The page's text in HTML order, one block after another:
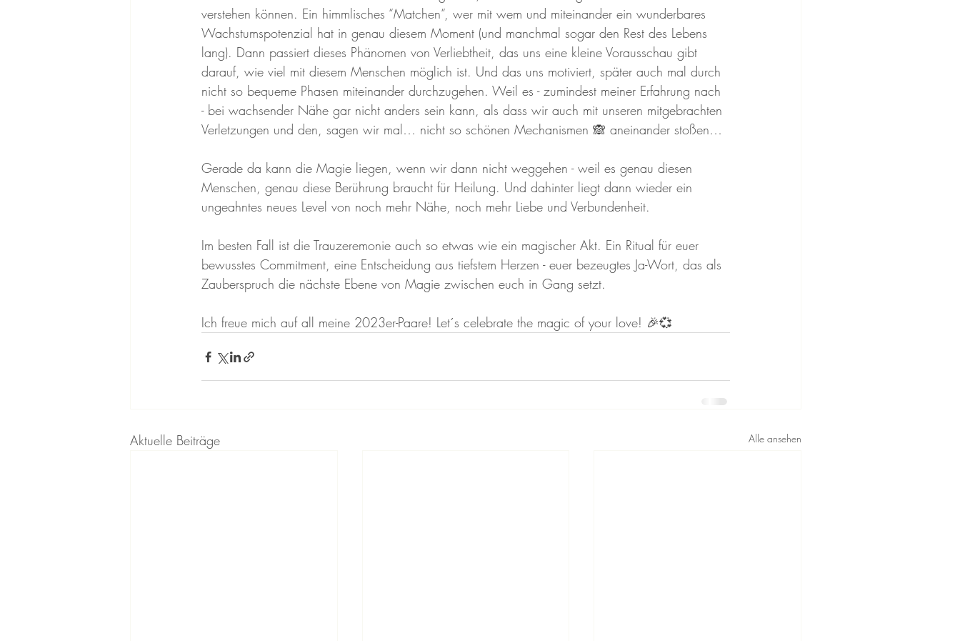
verstehen können. Ein himmlisches “Matchen“, wer mit wem und miteinander ein wunderbares
Wachstumspotenzial hat in genau diesem Moment (und manchmal sogar den Rest des Lebens
lang). Dann passiert dieses Phänomen von Verliebtheit, das uns eine kleine Vorausschau gibt
darauf, wie viel mit diesem Menschen möglich ist. Und das uns motiviert, später auch mal durch
nicht so bequeme Phasen miteinander durchzugehen. Weil es - zumindest meiner Erfahrung nach
- bei wachsender Nähe gar nicht anders sein kann, als dass wir auch mit unseren mitgebrachten
Verletzungen und den, sagen wir mal… nicht so schönen Mechanismen 🙈 aneinander stoßen…
Gerade da kann die Magie liegen, wenn wir dann nicht weggehen - weil es genau diesen
Menschen, genau diese Berührung braucht für Heilung. Und dahinter liegt dann wieder ein
ungeahntes neues Level von noch mehr Nähe, noch mehr Liebe und Verbundenheit.
Im besten Fall ist die Trauzeremonie auch so etwas wie ein magischer Akt. Ein Ritual für euer
bewusstes Commitment, eine Entscheidung aus tiefstem Herzen - euer bezeugtes Ja-Wort, das als
Zauberspruch die nächste Ebene von Magie zwischen euch in Gang setzt.
Ich freue mich auf all meine 2023er-Paare! Let´s celebrate the magic of your love! 🎉💞
Aktuelle Beiträge Alle ansehen